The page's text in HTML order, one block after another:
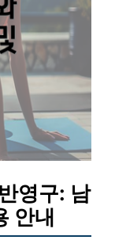
영구: 남
안내